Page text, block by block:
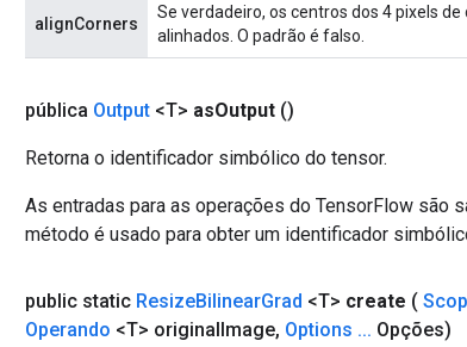
alignCorners
Se verdadeiro, os centros dos 4 pixels
alinhados. O padrão é falso.
pública Output <T> asOutput ()
Retorna o identificador simbólico do tensor.
As entradas para as operações do TensorFlow são
método é usado para obter um identificador
public static ResizeBilinearGrad <T> create (
Operando <T> originalImage, Options ... Opções)